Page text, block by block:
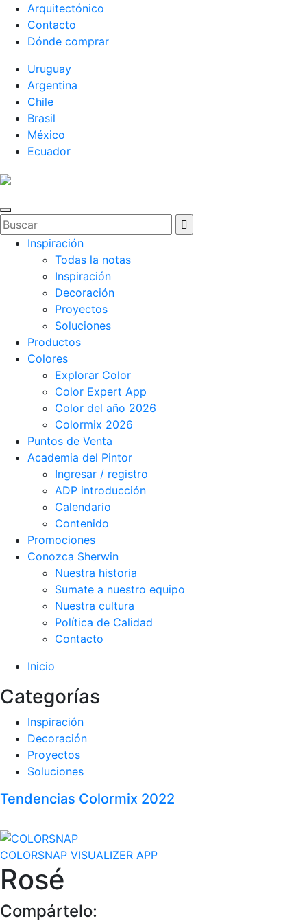
Arquitectónico
Contacto
Dónde comprar
Uruguay
Argentina
Chile
Brasil
México
Ecuador
Inspiración
Todas la notas
Inspiración
Decoración
Proyectos
Soluciones
Productos
Colores
Explorar Color
Color Expert App
Color del año 2026
Colormix 2026
Puntos de Venta
Academia del Pintor
Ingresar / registro
ADP introducción
Calendario
Contenido
Promociones
Conozca Sherwin
Nuestra historia
Sumate a nuestro equipo
Nuestra cultura
Política de Calidad
Contacto
Inicio
Categorías
Inspiración
Decoración
Proyectos
Soluciones
Tendencias Colormix 2022
COLORSNAP VISUALIZER APP
Rosé
Compártelo: